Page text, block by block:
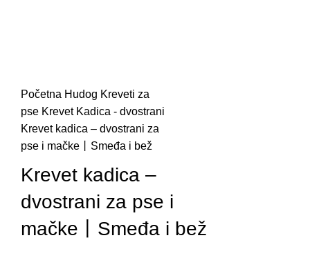
Početna Hudog Kreveti za
pse Krevet Kadica - dvostrani
Krevet kadica – dvostrani za
pse i mačke丨Smeđa i bež
Krevet kadica –
dvostrani za pse i
mačke丨Smeđa i bež